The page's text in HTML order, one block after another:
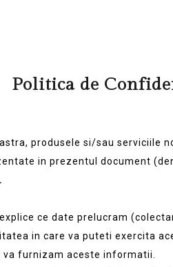
Politica de
produsele si/sau serviciile
in prezentul document
ce date prelucram
in care va puteti exercita
furnizam aceste informatii.